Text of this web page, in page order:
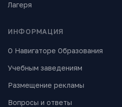
Лагеря
ИНФОРМАЦИЯ
О Навигаторе Образования
Учебным заведениям
Размещение рекламы
Вопросы и ответы